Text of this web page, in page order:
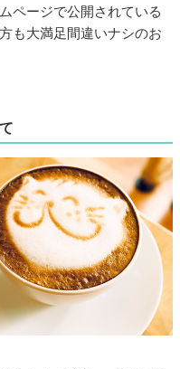
ページで公開されている
も大満足間違いナシのお